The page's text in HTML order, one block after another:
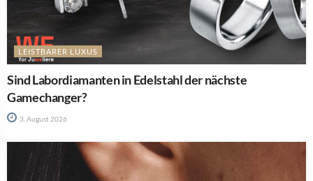
LEISTBARER LUXUS
Sind Labordiamanten in Edelstahl der nächste
Gamechanger?
3. August 2026